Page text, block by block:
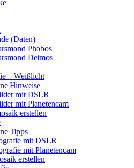
(Daten)
Phobos
Deimos
– Weißlicht
Hinweise
mit DSLR
mit Planetencam
erstellen
Tipps
mit DSLR
mit Planetencam
erstellen